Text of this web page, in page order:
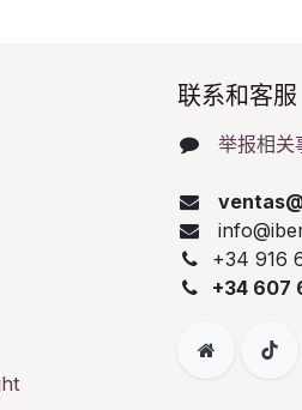
联系和客服​
举报相关
+34 916
+34 607